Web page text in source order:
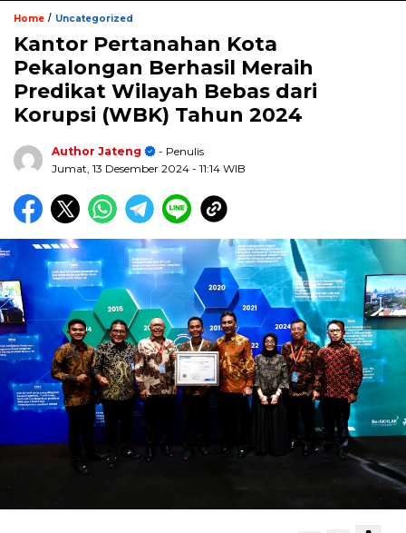
Home / Uncategorized
Kantor Pertanahan Kota
Pekalongan Berhasil Meraih
Predikat Wilayah Bebas dari
Korupsi (WBK) Tahun 2024
Author Jateng
- Penulis
Jumat, 13 Desember 2024 - 11:14 WIB